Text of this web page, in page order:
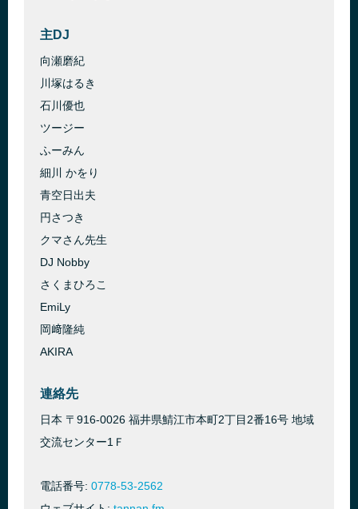
主DJ
向瀬磨紀⁠
川塚はるき⁠
石川優也⁠
ツージー⁠
ふーみん⁠
細川 かをり⁠
青空日出夫⁠
円さつき⁠
クマさん先生⁠
DJ Nobby⁠
さくまひろこ⁠
EmiLy⁠
⁠​岡﨑隆純⁠
⁠​AKIRA⁠
連絡先
日本 〒916-0026 福井県鯖江市本町2丁目2番16号 地域
交流センター1Ｆ
電話番号: 0778-53-2562